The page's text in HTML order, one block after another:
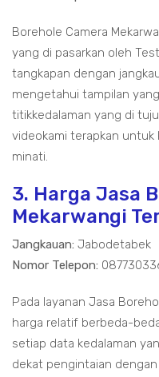
Borehole Camera
yang di pasarkan oleh
tangkapan dengan
mengetahui tampilan
titikkedalaman yang di
videokami terapkan
minati.
3. Harga Jasa
Mekarwangi
Jangkauan: Jabodetabek
Nomor Telepon:
Pada layanan Jasa
harga relatif berbeda-
setiap data kedalaman
dekat pengintaian